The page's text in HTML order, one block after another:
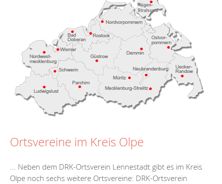
Ortsvereine im Kreis Olpe
... Neben dem DRK-Ortsverein Lennestadt gibt es im Kreis
Olpe noch sechs weitere Ortsvereine: DRK-Ortsverein